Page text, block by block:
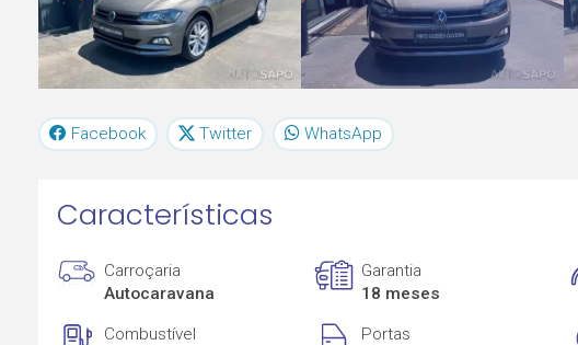
Facebook Twitter WhatsApp
Características
Carroçaria
Autocaravana
Garantia
18 meses
Combustível
Portas